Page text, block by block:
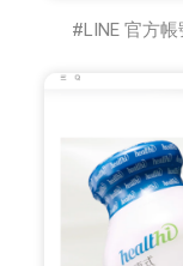
LINE 官方帳